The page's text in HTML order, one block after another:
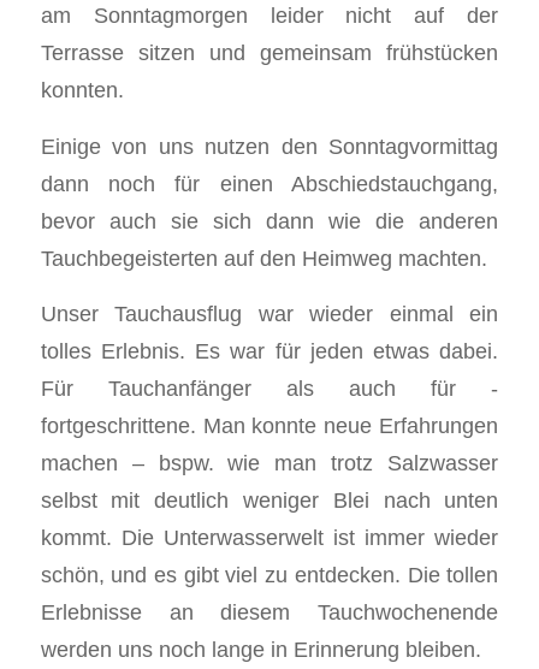
am Sonntagmorgen leider nicht auf der
Terrasse sitzen und gemeinsam frühstücken
konnten.
Einige von uns nutzen den Sonntagvormittag
dann noch für einen Abschiedstauchgang,
bevor auch sie sich dann wie die anderen
Tauchbegeisterten auf den Heimweg machten.
Unser Tauchausflug war wieder einmal ein
tolles Erlebnis. Es war für jeden etwas dabei.
Für Tauchanfänger als auch für -
fortgeschrittene. Man konnte neue Erfahrungen
machen – bspw. wie man trotz Salzwasser
selbst mit deutlich weniger Blei nach unten
kommt. Die Unterwasserwelt ist immer wieder
schön, und es gibt viel zu entdecken. Die tollen
Erlebnisse an diesem Tauchwochenende
werden uns noch lange in Erinnerung bleiben.